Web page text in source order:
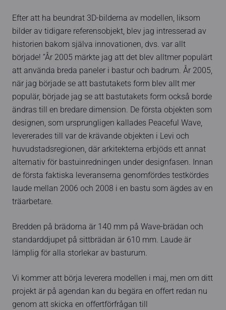
Efter att ha beundrat 3D-bilderna av modellen, liksom
bilder av tidigare referensobjekt, blev jag intresserad av
historien bakom själva innovationen, dvs. var allt
började! ”År 2005 märkte jag att det blev alltmer populärt
att använda breda paneler i bastur och badrum. År 2005,
när jag började se att bastutakets form blev allt mer
populär, började jag se att bastutakets form också borde
ändras till en bredare dimension. De första objekten som
designen, som ursprungligen kallades Peaceful Wave,
levererades till var de krävande objekten i Levi och
huvudstadsregionen, där arkitekterna erbjöds ett annat
alternativ för bastuinredningen under designfasen. Innan
de första faktiska leveranserna genomfördes testkördes
laude mellan 2006 och 2008 i en bastu som ägdes av en
träarbetare.
Bredden på brädorna är 140 mm på Wave-brädan och
standarddjupet på sittbrädan är 610 mm. Laude är
lämplig för alla storlekar av basturum.
Vi kommer att börja leverera modellen i maj, men om ditt
projekt är på agendan kan du begära en offert redan nu
genom att skicka en offertförfrågan till